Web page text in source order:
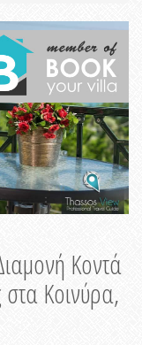
Κοντά
Κοινύρα,